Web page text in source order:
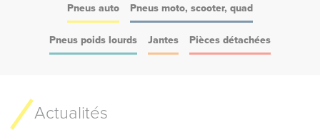
Pneus auto Pneus moto, scooter, quad
Pneus poids lourds Jantes Pièces détachées
Actualités